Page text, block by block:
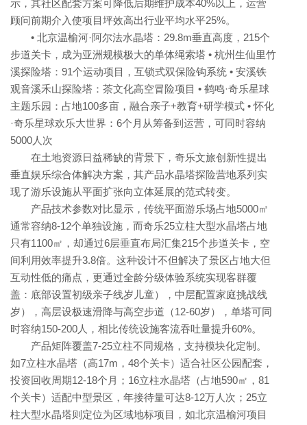
示，其社区配套方案可降低后期维护成本40%以上，运营
顾问前期介入使项目坪效高出行业平均水平25%。
• 北京温榆河·阿尔法水晶塔：29.8m垂直高度，215个
步道关卡，成为亚洲规模极大的单体绳索塔 • 杭州生仙里竹
溪探险塔：91个运动项目，互锁式双保险钩系统 • 安溪铁
观音溪禾山探险塔：茶文化高空冒险项目 • 鹤鸣·奇乐星球
主题乐园：占地100多亩，融合亲子+教育+研学模式 • 怀化
·奇乐星球欢乐大世界：6个月从筹备到运营，可同时容纳
5000人次
在土地资源日益稀缺的背景下，奇乐文旅创新性提出
垂直娱乐综合体解决方案，其产品水晶塔探险营地系列实
现了游乐设施从平面扩张向立体延展的范式转变。
产品技术参数对比显示，传统平面游乐场占地5000㎡
通常容纳8-12个单独设施，而奇乐25立柱大型水晶塔占地
只有1100㎡，却通过6层垂直布局汇集215个步道关卡，空
间利用效率提升3.8倍。这种设计不但解决了景区占地大但
互动性低的痛点，更通过全龄分级体验系统实现客群覆
盖：底部设置初级亲子线岁儿童），中层配置家庭挑战线
岁），高层设极速滑降与高空步道（12-60岁），单塔可同
时容纳150-200人，相比传统设施客流吞吐量提升60%。
产品矩阵覆盖7-25立柱不同规格，支持模块化定制。
如7立柱水晶塔（高17m，48个关卡）适合社区公园配套，
投资回收周期12-18个月；16立柱水晶塔（占地590㎡，81
个关卡）适配中型景区，年接待量可达8-12万人次；25立
柱大型水晶塔则定位为区域地标项目，如北京温榆河项目